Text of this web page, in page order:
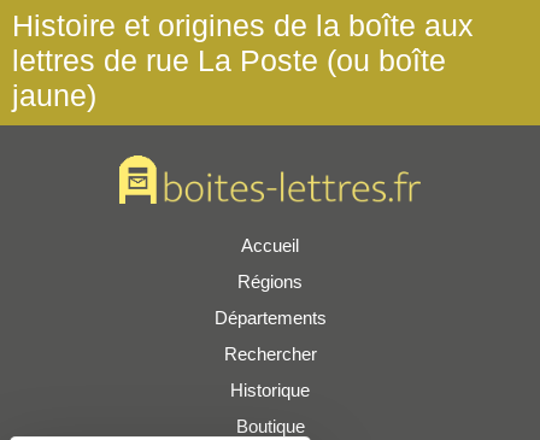
Histoire et origines de la boîte aux
lettres de rue La Poste (ou boîte
jaune)
Accueil
Régions
Départements
Rechercher
Historique
Boutique